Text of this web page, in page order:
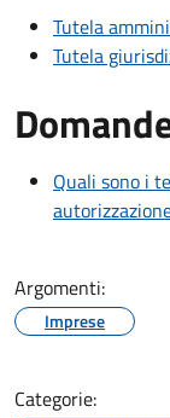
Tutela
Tutela
Quali sono i
Argomenti:
Imprese
Categorie: